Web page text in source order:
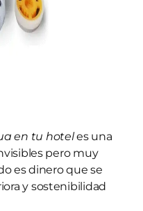
en tu hoteles una
pero muy
es dinero que se
y sostenibilidad